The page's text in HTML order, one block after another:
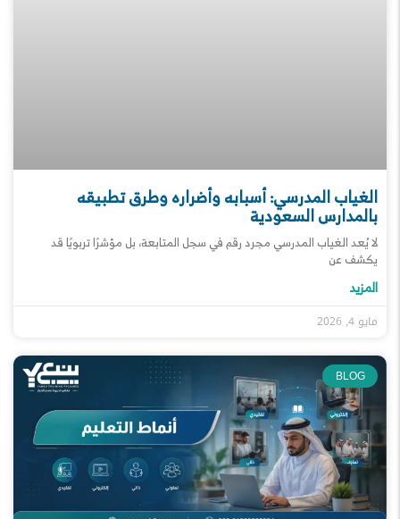
الغياب المدرسي: أسبابه وأضراره وطرق تطبيقه
بالمدارس السعودية
لا يُعد الغياب المدرسي مجرد رقم في سجل المتابعة، بل مؤشرًا تربويًا قد
يكشف عن
المزيد
مايو 4, 2026
BLOG